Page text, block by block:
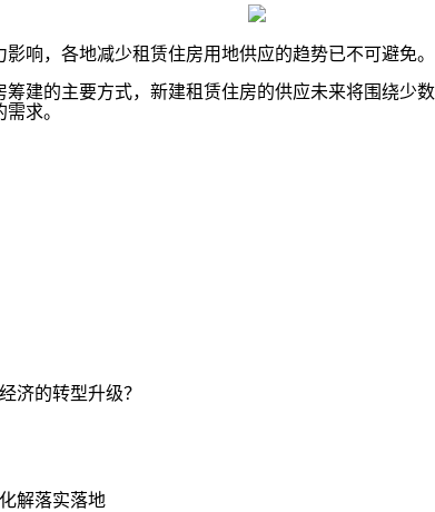
，各地减少租赁住房用地供应的趋势已不可避免。
的主要方式，新建租赁住房的供应未来将围绕少
求。
济的转型升级？
解落实落地